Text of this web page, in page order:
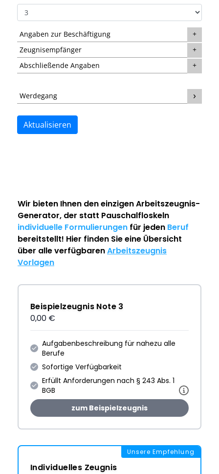
Angaben zur Beschäftigung
Zeugnisempfänger
Abschließende Angaben
Werdegang
Aktualisieren
Wir bieten Ihnen den einzigenArbeitszeugnis-
Generator, der statt Pauschalfloskeln
individuelle Formulierungen für jeden Beruf
bereitstellt! Hier finden Sie eine Übersicht
über alle verfügbarenArbeitszeugnis
Vorlagen
Beispielzeugnis Note 3
0,00 €
Aufgabenbeschreibung für nahezu alle
Berufe
Sofortige Verfügbarkeit
Erfüllt Anforderungen nach § 243 Abs. 1
BGB
zum Beispielzeugnis
Unsere Empfehlung
Individuelles Zeugnis